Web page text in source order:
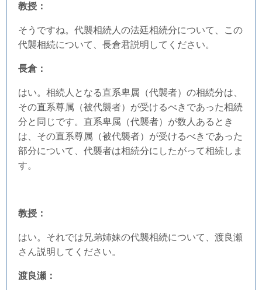
教授：
そうですね。代襲相続人の法廷相続分について、この
代襲相続について、長倉君説明してください。
長倉：
はい。相続人となる直系卑属（代襲者）の相続分は、
その直系尊属（被代襲者）が受けるべきであった相続
分と同じです。直系卑属（代襲者）が数人あるとき
は、その直系尊属（被代襲者）が受けるべきであった
部分について、代襲者は相続分にしたがって相続しま
す。
教授：
はい。それでは兄弟姉妹の代襲相続について、渡良瀬
さん説明してください。
渡良瀬：